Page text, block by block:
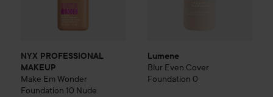
NYX PROFESSIONAL
MAKEUP
Make Em Wonder
Foundation 10 Nude
Lumene
Blur Even Cover
Foundation 0